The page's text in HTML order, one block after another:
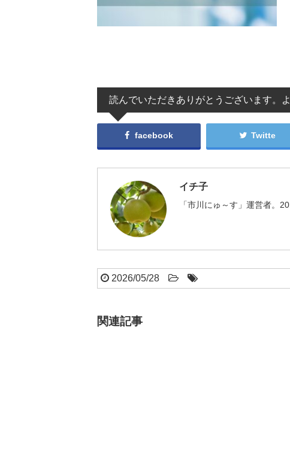
読んでいただきありがとうございます。
facebook Twitte
イチ子
「市川にゅ～す」運営者。
2026/05/28
関連記事